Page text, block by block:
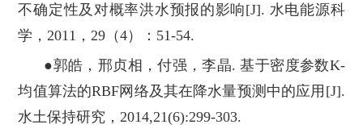
不确定性及对概率洪水预报的影响[J]. 水电能源科
学，2011，29（4）：51-54.
●郭皓，邢贞相，付强，李晶. 基于密度参数K-
均值算法的RBF网络及其在降水量预测中的应用[J].
水土保持研究，2014,21(6):299-303.